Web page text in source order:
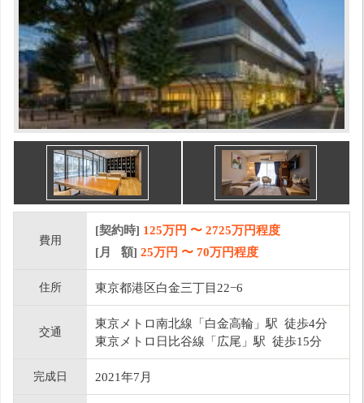
費用
[契約時] 125万円 〜 2725万円程度
[月 額] 25万円 〜 70万円程度
住所 東京都港区白金三丁目22−6
交通
東京メトロ南北線「白金高輪」駅 徒歩4分
東京メトロ日比谷線「広尾」駅 徒歩15分
完成日 2021年7月